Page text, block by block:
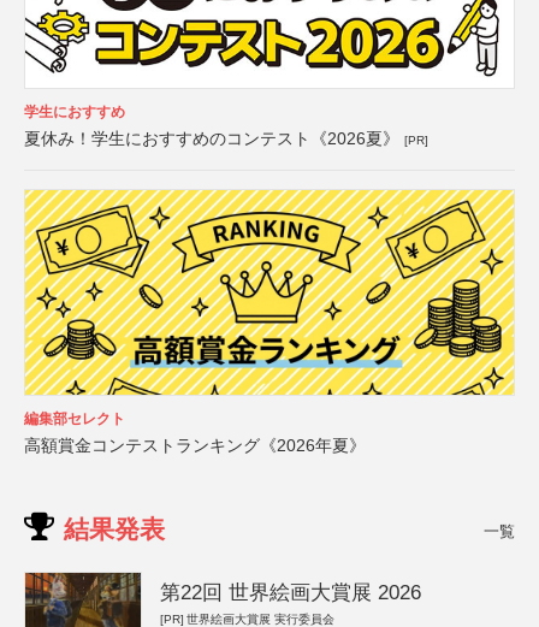
学生におすすめ
夏休み！学生におすすめのコンテスト《2026夏》 [PR]
編集部セレクト
高額賞金コンテストランキング《2026年夏》
結果発表 一覧
第22回 世界絵画大賞展 2026
[PR] 世界絵画大賞展 実行委員会